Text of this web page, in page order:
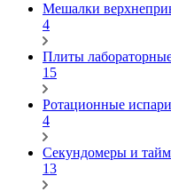
Мешалки
4
Плиты
15
Ротационные
4
Секундомеры и
13